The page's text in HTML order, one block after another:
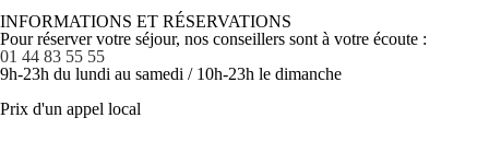
INFORMATIONS ET RÉSERVATIONS
Pour réserver votre séjour, nos conseillers sont à votre écoute :
01 44 83 55 55
9h-23h du lundi au samedi / 10h-23h le dimanche
Prix d'un appel local